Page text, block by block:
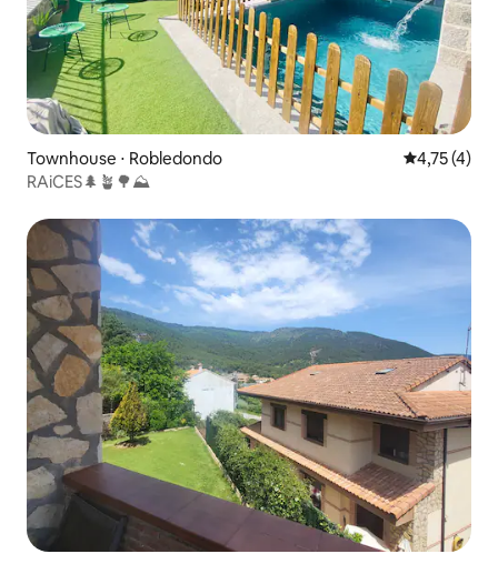
Townhouse ⋅ Robledondo 4,75 de
4,75 (4)
RAiCES🌲🪴🌳⛰️